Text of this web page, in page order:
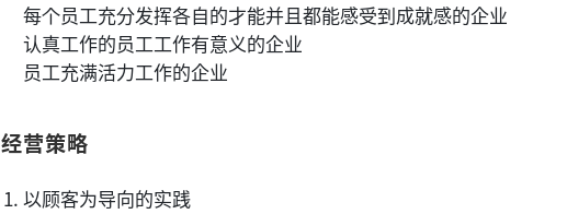
每个员工充分发挥各自的才能并且都能感受到成就感的企业
认真工作的员工工作有意义的企业
员工充满活力工作的企业
经营策略
以顾客为导向的实践